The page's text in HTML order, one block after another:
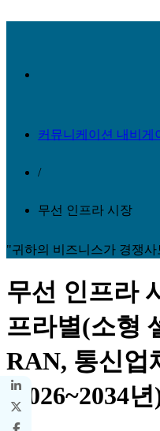
커뮤니케이션 내비게
/
무선 인프라 시장
"귀하의 비즈니스가 경쟁
무선 인프라
프라별(소형
RAN, 통신업
(2026~2034년